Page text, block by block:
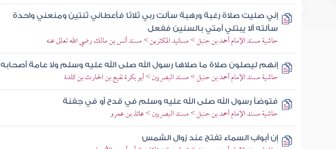
إني صليت صلاة رغبة ورهبة سألت ربي ثلاثا فأعطاني ثنتين ومنعني واحدة
سألته ألا يبتلي أمتي بالسنين ففعل
حاشية مسند الإمام أحمد بن حنبل > مسانيد المكثرين > مسند أنس بن مالك رضي الله تعالى عنه
إنهم ليصلون صلاة ما صلاها رسول الله صلى الله عليه وسلم ولا عامة أصحابه
حاشية مسند الإمام أحمد بن حنبل > مسند البصريين > أبو بكرة نفيع بن الحارث بن كلدة
فتوضأ رسول الله صلى الله عليه وسلم في قدح أو في جفنة
حاشية مسند الإمام أحمد بن حنبل > مسند البصريين > عائذ بن عمرو
إن أبواب السماء تفتح عند زوال الشمس